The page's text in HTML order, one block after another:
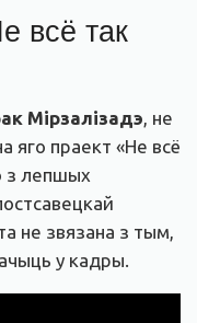
всё так
Мірзалізадэ, не
яго праект «Не всё
з лепшых
не звязана з тым,
у кадры.